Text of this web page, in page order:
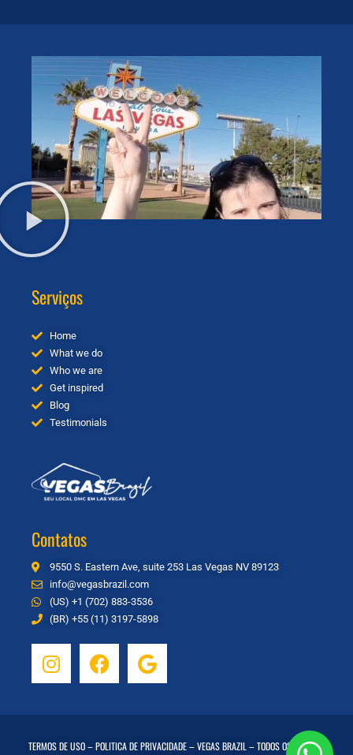
Serviços
Home
What we do
Who we are
Get inspired
Blog
Testimonials
Contatos
9550 S. Eastern Ave, suite 253 Las Vegas NV 89123
info@vegasbrazil.com
(US) +1 (702) 883-3536
(BR) +55 (11) 3197-5898
TERMOS DE USO–POLITICA DE PRIVACIDADE– VEGAS BRAZIL – TODOS OS DIREITOS